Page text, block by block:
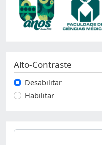
Alto-Contraste
Desabilitar
Habilitar
Buscar